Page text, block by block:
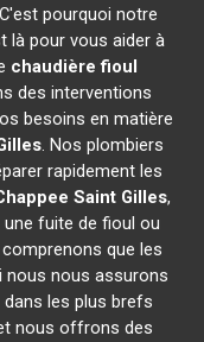
pourquoi notre
là pour vous aider à
chaudière fioul
des interventions
besoins en matière
. Nos plombiers
rapidement les
Saint Gilles,
fuite de fioul ou
que les
nous nous assurons
les plus brefs
nous offrons des